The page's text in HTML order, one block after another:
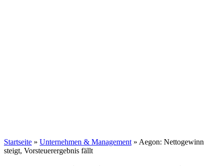
Startseite » Unternehmen & Management » Aegon: Nettogewinn
steigt, Vorsteuerergebnis fällt